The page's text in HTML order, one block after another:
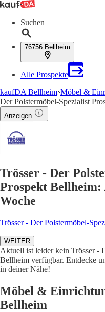
Suchen
76756 Bellheim
Alle Prospekte
kaufDA Bellheim Möbel &
Der Polstermöbel-Spezialist
Anzeigen
Trösser - Der
Prospekt Bellheim:
Woche
Trösser - Der Polstermöbel-
WEITER
Aktuell ist leider kein Trösser -
Bellheim verfügbar. Entdecke
in deiner Nähe!
Möbel &
Bellheim